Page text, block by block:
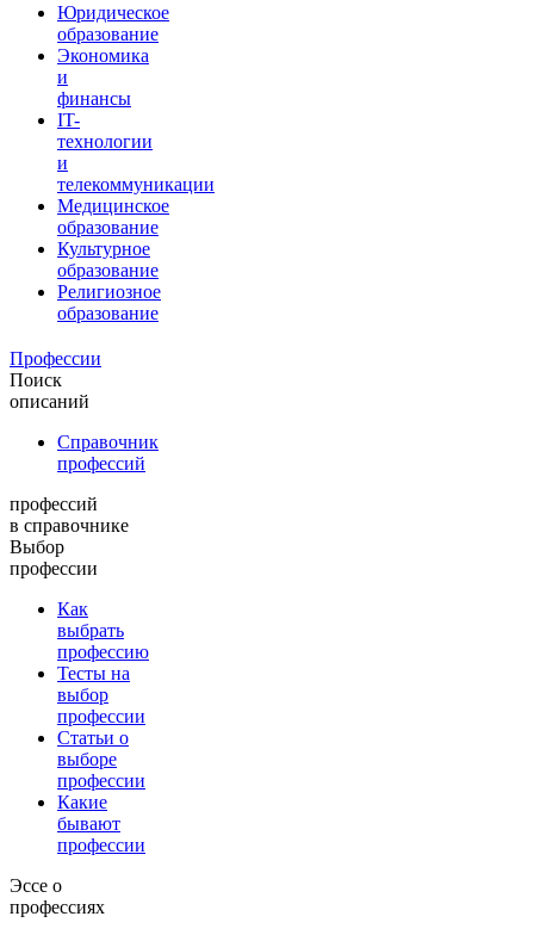
Юридическое
образование
Экономика
и
финансы
IT-
технологии
и
телекоммуникации
Медицинское
образование
Культурное
образование
Религиозное
образование
Профессии
Поиск
описаний
Справочник
профессий
профессий
в справочнике
Выбор
профессии
Как
выбрать
профессию
Тесты на
выбор
профессии
Статьи о
выборе
профессии
Какие
бывают
профессии
Эссе о
профессиях